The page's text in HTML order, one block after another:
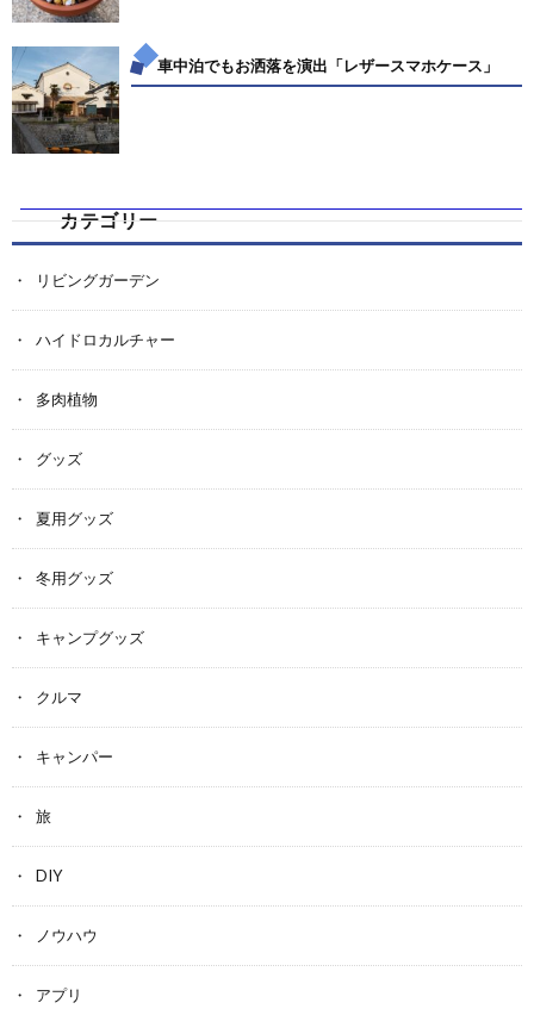
車中泊でもお洒落を演出「レザースマホケース」
カテゴリー
リビングガーデン
ハイドロカルチャー
多肉植物
グッズ
夏用グッズ
冬用グッズ
キャンプグッズ
クルマ
キャンパー
旅
DIY
ノウハウ
アプリ